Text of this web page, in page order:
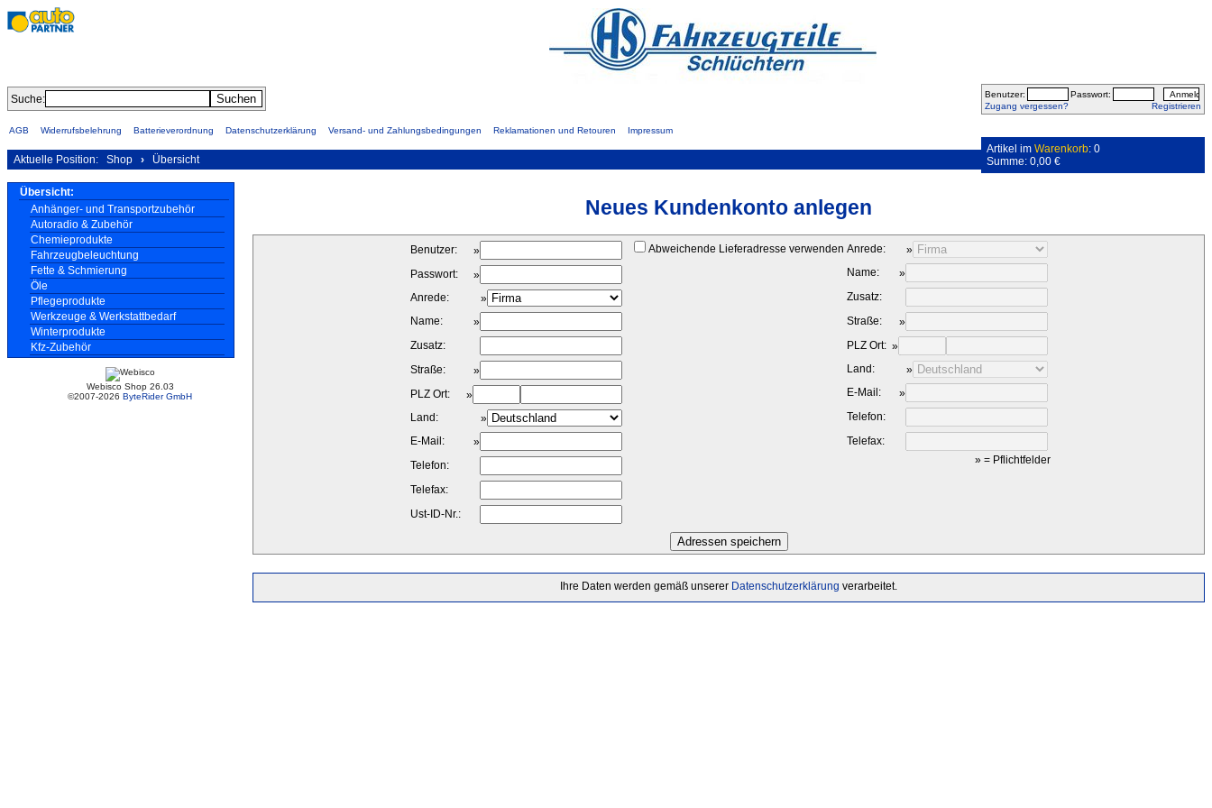
Suche: Benutzer:
Passwort:
Zugang vergessen?
Registrieren
AGB Widerrufsbelehrung Batterieverordnung Datenschutzerklärung Versand- und Zahlungsbedingungen Reklamationen und Retouren Impressum
Aktuelle Position: Shop › Übersicht
Artikel im Warenkorb: 0
Summe: 0,00 €
Übersicht:
Anhänger- und Transportzubehör
Autoradio & Zubehör
Chemieprodukte
Fahrzeugbeleuchtung
Fette & Schmierung
Öle
Pflegeprodukte
Werkzeuge & Werkstattbedarf
Winterprodukte
Kfz-Zubehör
Webisco Shop 26.03
©2007-2026 ByteRider GmbH
Neues Kundenkonto anlegen
Benutzer:
»
Passwort:
»
Anrede:
»
Name:
»
Zusatz:
Straße:
»
PLZ Ort:
»
Land:
»
E-Mail:
»
Telefon:
Telefax:
Ust-ID-Nr.:
Abweichende Lieferadresse verwenden Anrede:
»
Name:
»
Zusatz:
Straße:
»
PLZ Ort: »
Land:
»
E-Mail:
»
Telefon:
Telefax:
»= Pflichtfelder
Ihre Daten werden gemäß unserer Datenschutzerklärung verarbeitet.